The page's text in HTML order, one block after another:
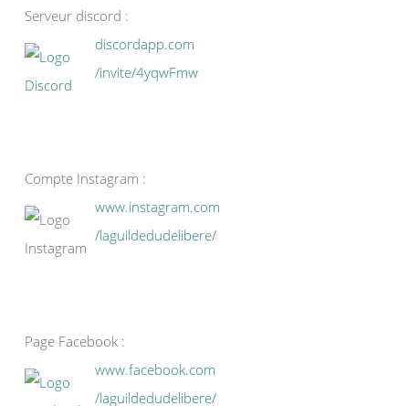
Serveur discord :
discordapp.com
/invite/4yqwFmw
Compte Instagram :
www.instagram.com
/laguildedudelibere/
Page Facebook :
www.facebook.com
/laguildedudelibere/